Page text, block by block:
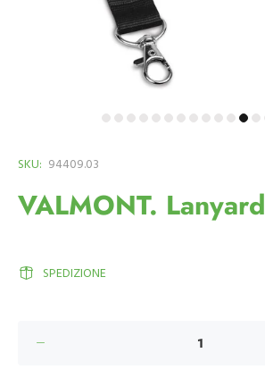
SKU: 94409.03
VALMONT. Lanyard
SPEDIZIONE